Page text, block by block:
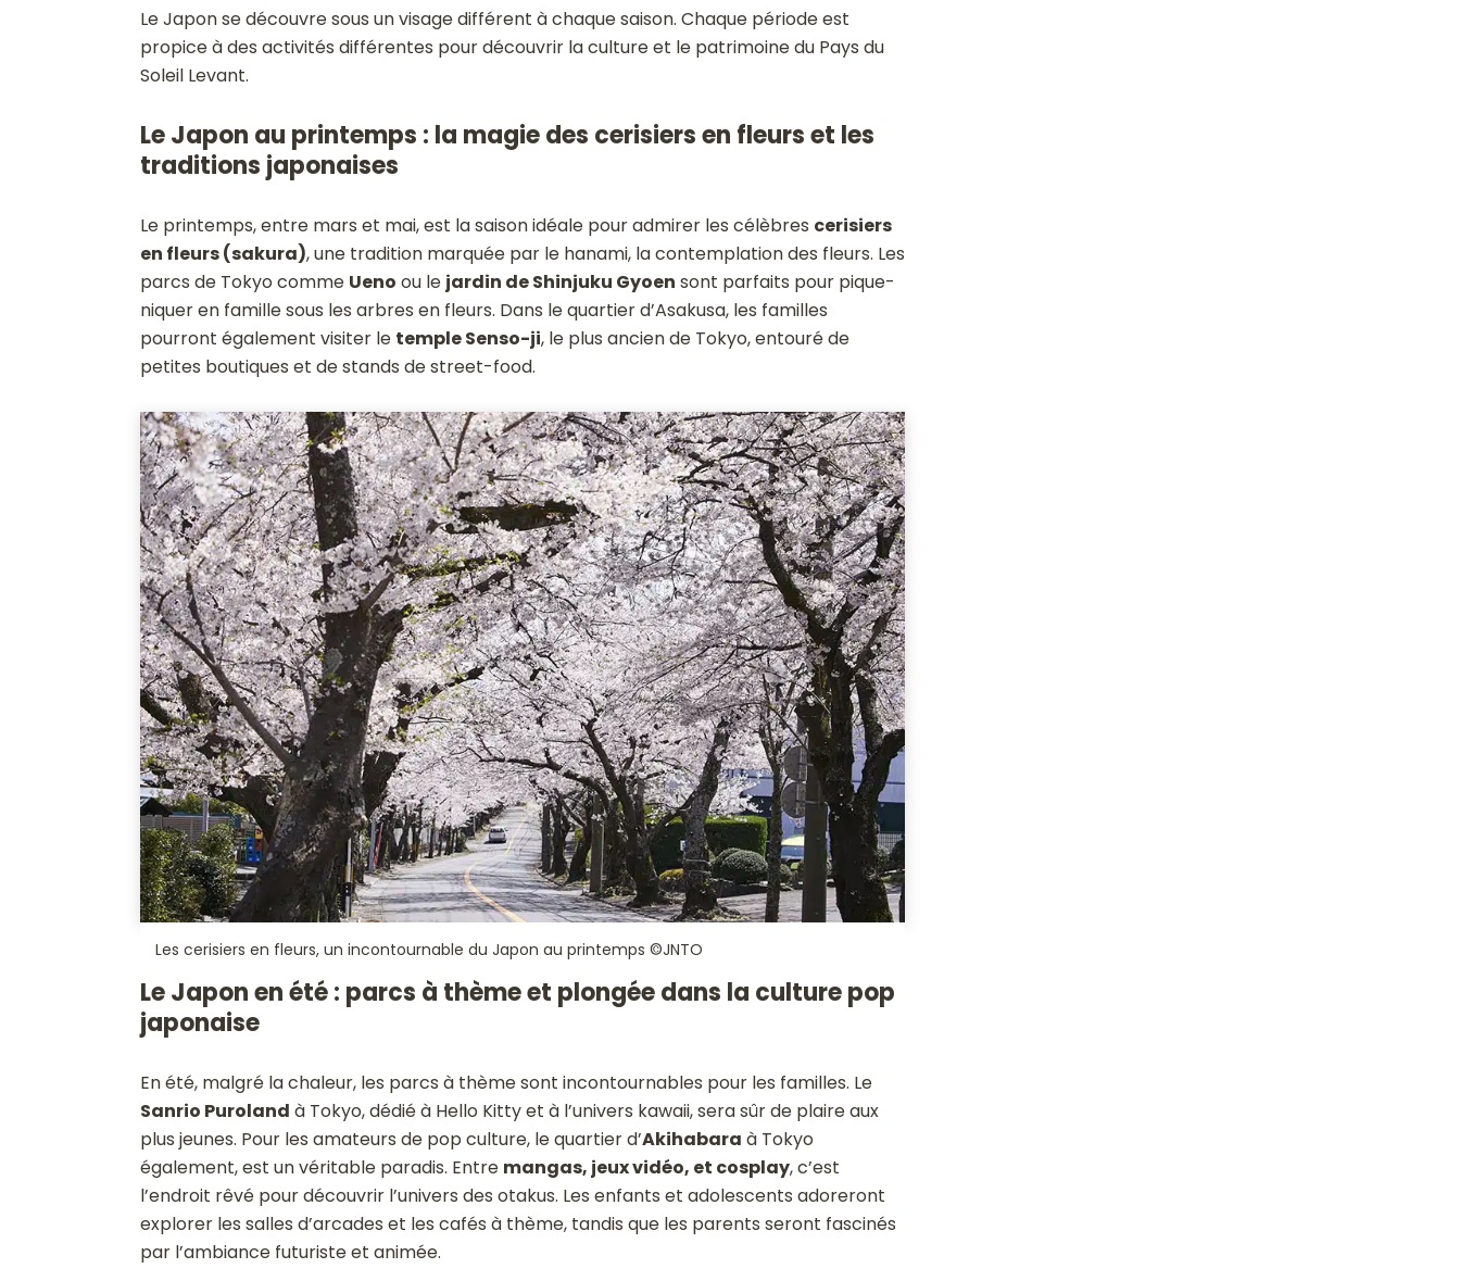
Le Japon se découvre sous un visage différent à chaque saison. Chaque période est
propice à des activités différentes pour découvrir la culture et le patrimoine du Pays du
Soleil Levant.
Le Japon au printemps : la magie des cerisiers en fleurs et les
traditions japonaises
Le printemps, entre mars et mai, est la saison idéale pour admirer les célèbres cerisiers
en fleurs (sakura), une tradition marquée par le hanami, la contemplation des fleurs. Les
parcs de Tokyo comme Ueno ou le jardin de Shinjuku Gyoen sont parfaits pour pique-
niquer en famille sous les arbres en fleurs. Dans le quartier d’Asakusa, les familles
pourront également visiter le temple Senso-ji, le plus ancien de Tokyo, entouré de
petites boutiques et de stands de street-food.
Les cerisiers en fleurs, un incontournable du Japon au printemps ©JNTO
Le Japon en été : parcs à thème et plongée dans la culture pop
japonaise
En été, malgré la chaleur, les parcs à thème sont incontournables pour les familles. Le
Sanrio Puroland à Tokyo, dédié à Hello Kitty et à l’univers kawaii, sera sûr de plaire aux
plus jeunes. Pour les amateurs de pop culture, le quartier d’Akihabara à Tokyo
également, est un véritable paradis. Entre mangas, jeux vidéo, et cosplay, c’est
l’endroit rêvé pour découvrir l’univers des otakus. Les enfants et adolescents adoreront
explorer les salles d’arcades et les cafés à thème, tandis que les parents seront fascinés
par l’ambiance futuriste et animée.